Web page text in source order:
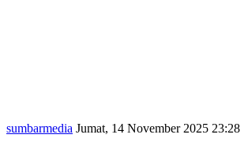
sumbarmedia Jumat, 14 November 2025 23:28